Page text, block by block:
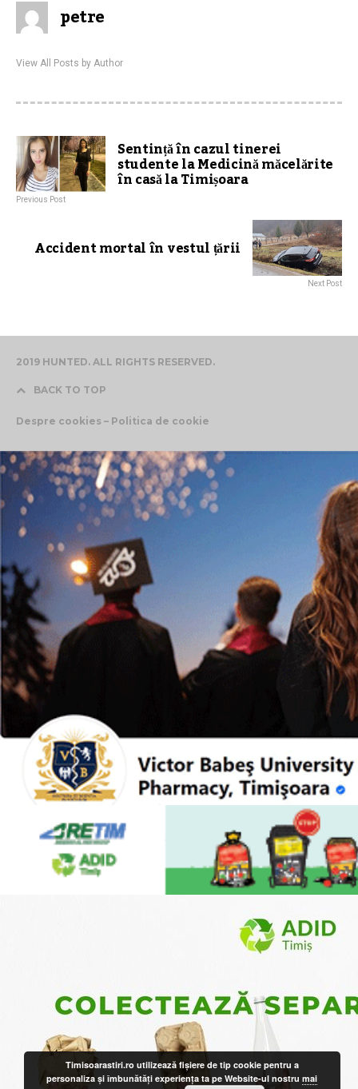
petre
View All Posts by Author
Sentință în cazul tinerei
studente la Medicină măcelărite
în casă la Timișoara
Previous Post
Accident mortal în vestul țării
Next Post
2019 HUNTED. ALL RIGHTS RESERVED.
BACK TO TOP
Despre cookies – Politica de cookie
Timisoarastiri.ro utilizează fişiere de tip cookie pentru a
personaliza și îmbunătăți experiența ta pe Website-ul nostrumai